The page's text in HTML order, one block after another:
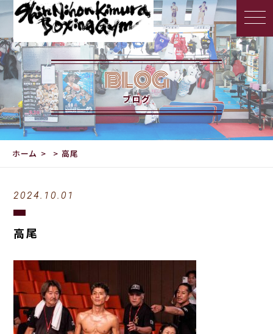
BLOG
ブログ
ホーム 高尾
2024.10.01
高尾